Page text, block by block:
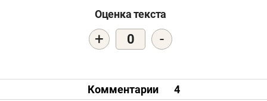
Оценка текста
+ 0 -
Комментарии 4